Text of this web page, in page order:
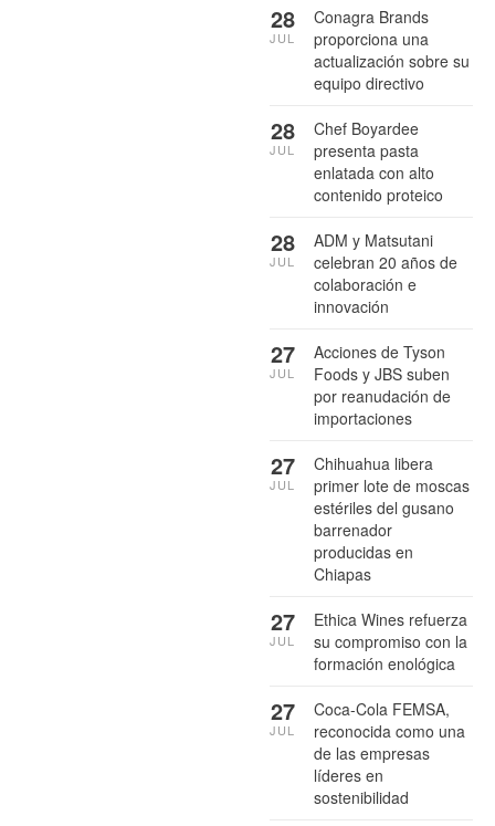
Conagra Brands
proporciona una
actualización sobre su
equipo directivo
28
JUL
Chef Boyardee
presenta pasta
enlatada con alto
contenido proteico
28
JUL
ADM y Matsutani
celebran 20 años de
colaboración e
innovación
28
JUL
Acciones de Tyson
Foods y JBS suben
por reanudación de
importaciones
27
JUL
Chihuahua libera
primer lote de moscas
estériles del gusano
barrenador
producidas en
Chiapas
27
JUL
Ethica Wines refuerza
su compromiso con la
formación enológica
27
JUL
Coca-Cola FEMSA,
reconocida como una
de las empresas
líderes en
sostenibilidad
27
JUL